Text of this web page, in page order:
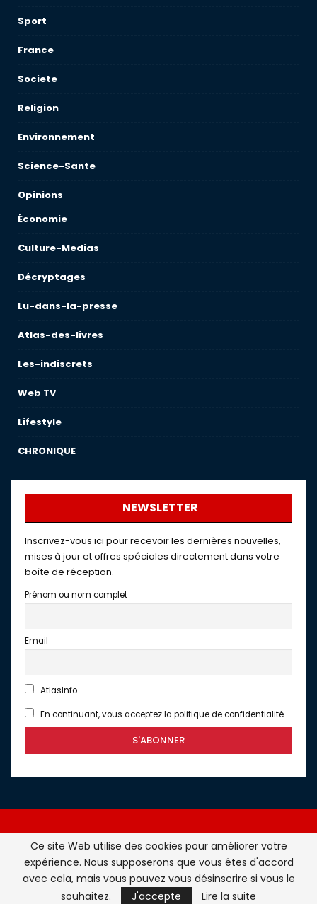
Sport
France
Societe
Religion
Environnement
Science-Sante
Opinions
Économie
Culture-Medias
Décryptages
Lu-dans-la-presse
Atlas-des-livres
Les-indiscrets
Web TV
Lifestyle
CHRONIQUE
NEWSLETTER
Inscrivez-vous ici pour recevoir les dernières nouvelles,
mises à jour et offres spéciales directement dans votre
boîte de réception.
Prénom ou nom complet
Email
AtlasInfo
En continuant, vous acceptez la politique de confidentialité
Atlasinfo.fr : l'essentiel de l'actualité de la France et du
Maghreb © Tous Droits Réservés - Atlasinfo- 2026
ATLASINFO
Ce site Web utilise des cookies pour améliorer votre
expérience. Nous supposerons que vous êtes d'accord
avec cela, mais vous pouvez vous désinscrire si vous le
souhaitez.
J'accepte Lire la suite